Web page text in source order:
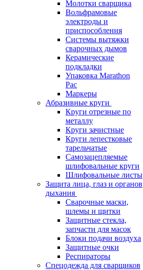
Молотки сварщика
Вольфрамовые
электроды и
приспособления
Системы вытяжки
сварочных дымов
Керамические
подкладки
Упаковка Marathon
Pac
Маркеры
Абразивные круги
Круги отрезные по
металлу
Круги зачистные
Круги лепестковые
тарельчатые
Самозацепляемые
шлифовальные круги
Шлифовальные листы
Защита лица, глаз и органов
дыхания
Сварочные маски,
шлемы и щитки
Защитные стекла,
запчасти для масок
Блоки подачи воздуха
Защитные очки
Респираторы
Спецодежда для сварщиков